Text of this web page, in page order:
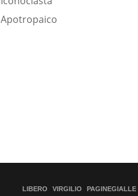
Apotropaico
LIBERO VIRGILIO PAGINEGIALLE